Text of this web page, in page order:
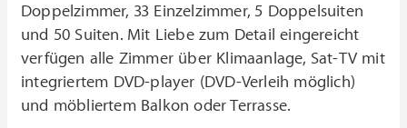
Doppelzimmer, 33 Einzelzimmer, 5 Doppelsuiten
und 50 Suiten. Mit Liebe zum Detail eingereicht
verfügen alle Zimmer über Klimaanlage, Sat-TV mit
integriertem DVD-player (DVD-Verleih möglich)
und möbliertem Balkon oder Terrasse.